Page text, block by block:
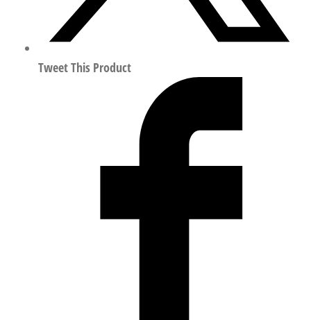
1mm
符Tweet This Product